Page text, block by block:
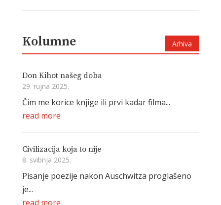
Kolumne Arhiva
Don Kihot našeg doba
29. rujna 2025.
Čim me korice knjige ili prvi kadar filma...
read more
Civilizacija koja to nije
8. svibnja 2025.
Pisanje poezije nakon Auschwitza proglašeno
je...
read more